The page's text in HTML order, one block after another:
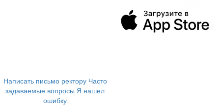
Написать письмо ректору Часто
задаваемые вопросы Я нашел
ошибку